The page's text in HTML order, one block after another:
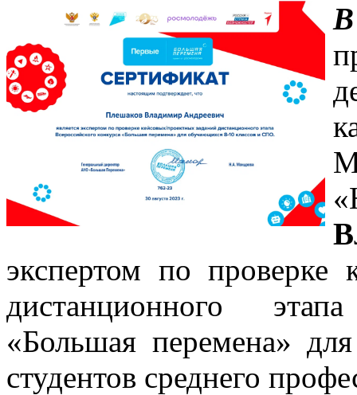
экспертом по проверке
дистанционного
«Большая перемена»
студентов среднего